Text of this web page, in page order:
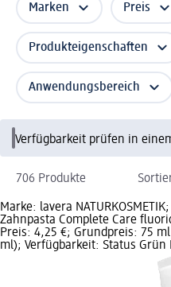
Marken Preis
Produkteigenschaften
Anwendungsbereich
Verfügbarkeit prüfen in
706 Produkte
Marke: lavera
Zahnpasta Complete Care
Preis: 4,25 €; Grundpreis: 75
ml); Verfügbarkeit: Status Grün